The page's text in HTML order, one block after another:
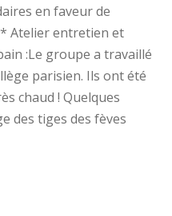
en faveur de
Atelier entretien et
:Le groupe a travaillé
parisien. Ils ont été
chaud ! Quelques
des tiges des fèves